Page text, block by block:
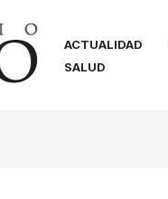
ACTUALIDAD
SALUD